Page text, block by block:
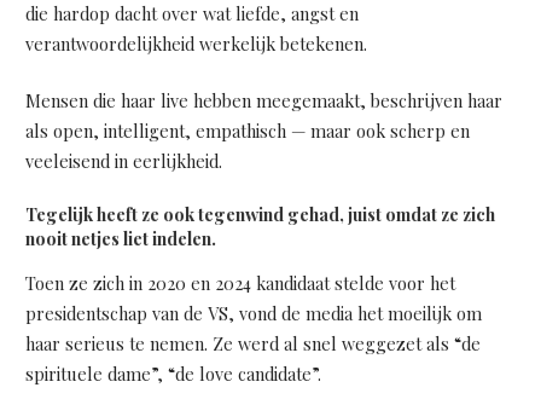
die hardop dacht over wat liefde, angst en
verantwoordelijkheid werkelijk betekenen.
Mensen die haar live hebben meegemaakt, beschrijven haar
als open, intelligent, empathisch — maar ook scherp en
veeleisend in eerlijkheid.
Tegelijk heeft ze ook tegenwind gehad, juist omdat ze zich
nooit netjes liet indelen.
Toen ze zich in 2020 en 2024 kandidaat stelde voor het
presidentschap van de VS, vond de media het moeilijk om
haar serieus te nemen. Ze werd al snel weggezet als “de
spirituele dame”, “de love candidate”.